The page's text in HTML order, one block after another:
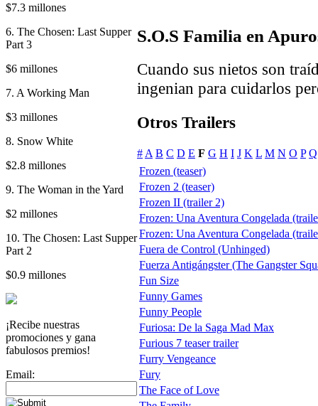
$7.3 millones
6. The Chosen: Last Supper
Part 3
$6 millones
7. A Working Man
$3 millones
8. Snow White
$2.8 millones
9. The Woman in the Yard
$2 millones
10. The Chosen: Last Supper
Part 2
$0.9 millones
¡Recibe nuestras
promociones y gana
fabulosos premios!
Email:
S.O.S Familia en
Cuando sus nietos son
ingenian para cuidarlos
Otros Trailers
#A B C D E F G H I J K L M N O P Q
Frozen (teaser)
Frozen 2 (teaser)
Frozen II (trailer 2)
Frozen: Una Aventura Congelada
Frozen: Una Aventura Congelada
Fuera de Control (Unhinged)
Fuerza Antigángster (The Gangster
Fun Size
Funny Games
Funny People
Furiosa: De la Saga Mad Max
Furious 7 teaser trailer
Furry Vengeance
Fury
The Face of Love